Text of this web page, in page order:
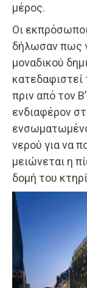
μέρος.
Οι
δήλωσαν πως
μοναδικού
κατεδαφιστεί
πριν από τον
ενδιαφέρον
νερού για να
μειώνεται η
δομή του